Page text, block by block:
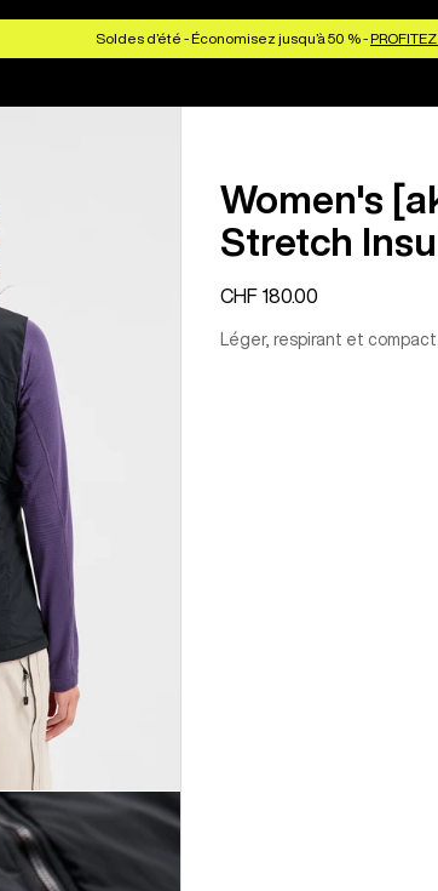
Soldes d’été - Économisez jusqu’à 50 % -
Women's
Stretch
CHF 180.00
Léger, respirant et compact.